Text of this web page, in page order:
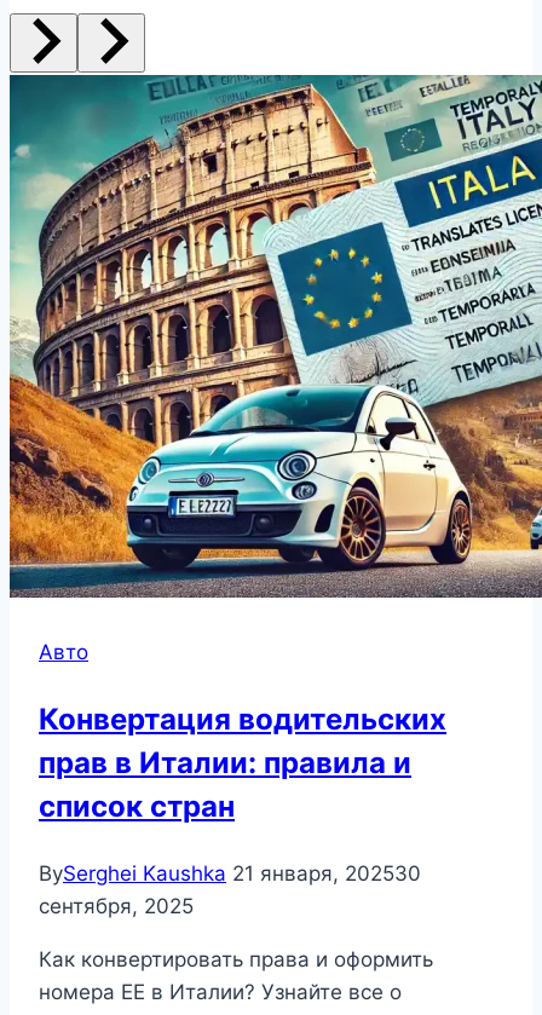
Авто
Конвертация водительских
прав в Италии: правила и
список стран
BySerghei Kaushka 21 января, 202530
сентября, 2025
Как конвертировать права и оформить
номера EE в Италии? Узнайте все о